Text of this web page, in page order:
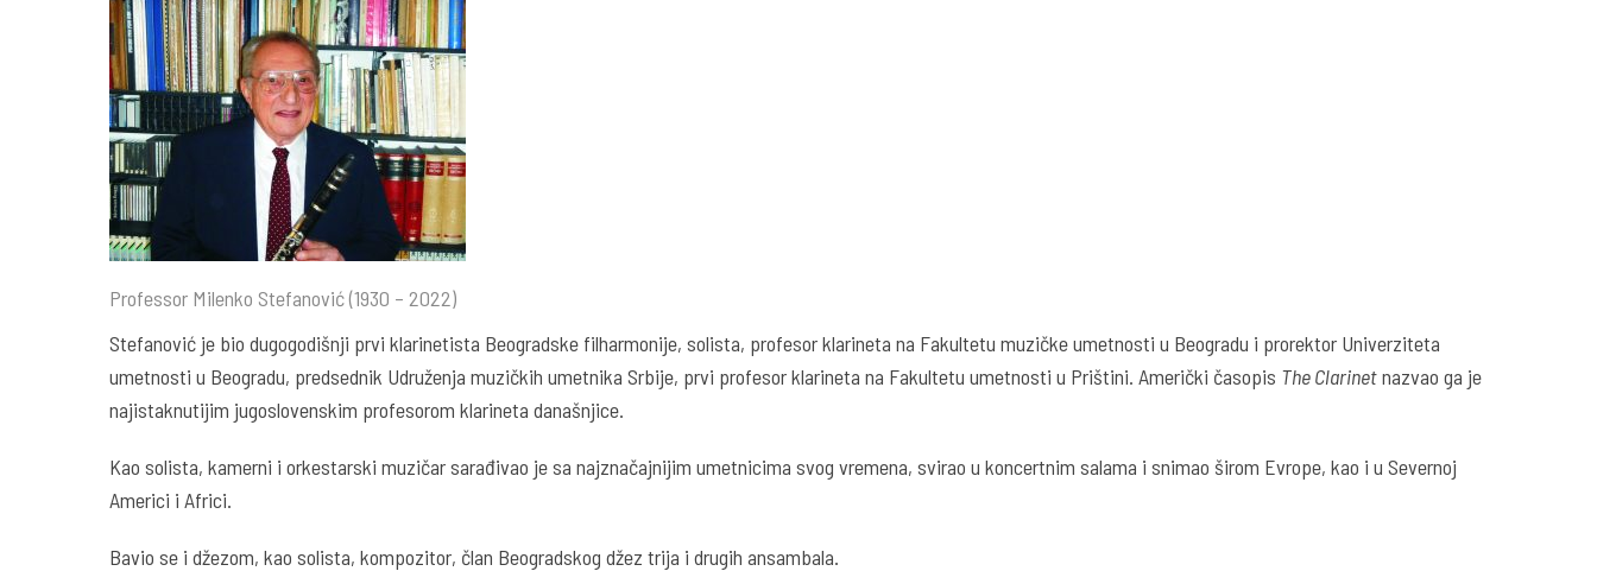
Professor Milenko Stefanović (1930 – 2022)
Stefanović je bio dugogodišnji prvi klarinetista Beogradske filharmonije, solista, profesor klarineta na Fakultetu muzičke umetnosti u Beogradu i prorektor Univerziteta
umetnosti u Beogradu, predsednik Udruženja muzičkih umetnika Srbije, prvi profesor klarineta na Fakultetu umetnosti u Prištini. Američki časopis The Clarinetnazvao ga je
najistaknutijim jugoslovenskim profesorom klarineta današnjice.
Kao solista, kamerni i orkestarski muzičar sarađivao je sa najznačajnijim umetnicima svog vremena, svirao u koncertnim salama i snimao širom Evrope, kao i u Severnoj
Americi i Africi.
Bavio se i džezom, kao solista, kompozitor, član Beogradskog džez trija i drugih ansambala.